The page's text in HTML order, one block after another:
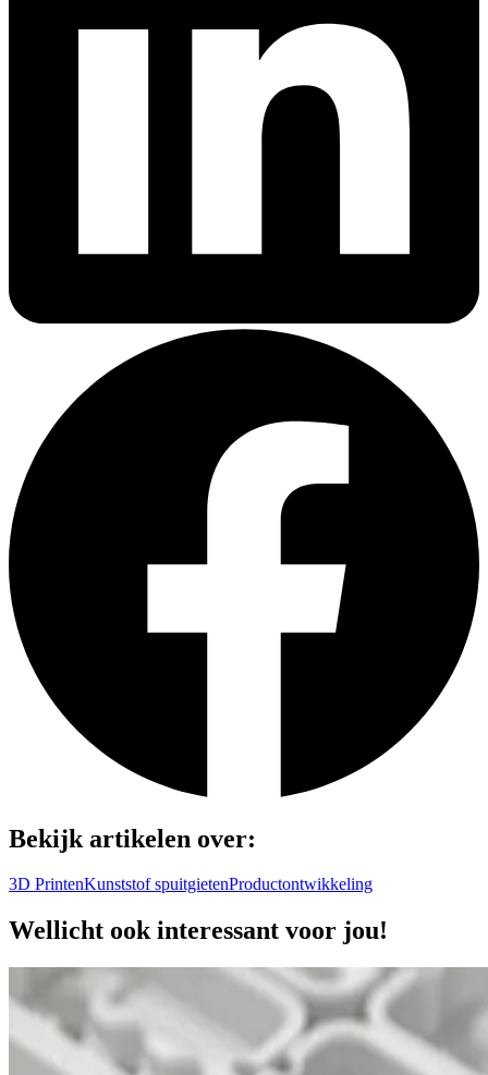
Bekijk artikelen over:
3D PrintenKunststof spuitgietenProductontwikkeling
Wellicht ook interessant voor jou!